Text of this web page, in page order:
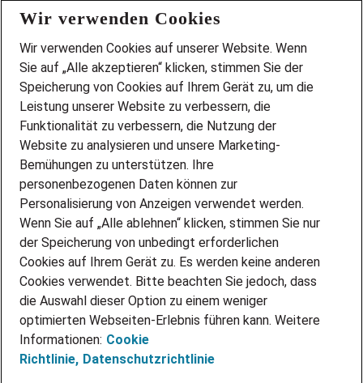
FAQ
Wir stellen ein!
DEINE BERUFSGRUPPE
DEINE LEBENSSITUATION
PARTNERSHIP WITH AIRBUS
INITIATIV BEWERBEN
ÜBER UNS
STANDORTE
BLOG
PRESSE
KONTAKT
@Adecco 2026
IMPRESSUM
DATENSCHUTZ
Wir verwenden Cookies
Wir verwenden Cookies auf unserer Website. Wenn
Sie auf „Alle akzeptieren“ klicken, stimmen Sie der
Speicherung von Cookies auf Ihrem Gerät zu, um die
Leistung unserer Website zu verbessern, die
Funktionalität zu verbessern, die Nutzung der
Website zu analysieren und unsere Marketing-
Bemühungen zu unterstützen. Ihre
personenbezogenen Daten können zur
Personalisierung von Anzeigen verwendet werden.
Wenn Sie auf „Alle ablehnen“ klicken, stimmen Sie nur
der Speicherung von unbedingt erforderlichen
Cookies auf Ihrem Gerät zu. Es werden keine anderen
Cookies verwendet. Bitte beachten Sie jedoch, dass
die Auswahl dieser Option zu einem weniger
optimierten Webseiten-Erlebnis führen kann. Weitere
Informationen: Cookie
Richtlinie, Datenschutzrichtlinie